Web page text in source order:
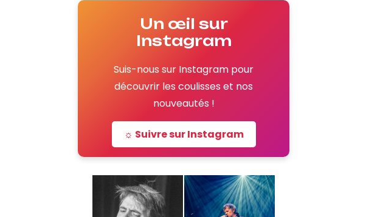
Un œil sur
Instagram
Suis-nous sur Instagram pour
découvrir les coulisses et nos
nouveautés !
☼ Suivre sur Instagram